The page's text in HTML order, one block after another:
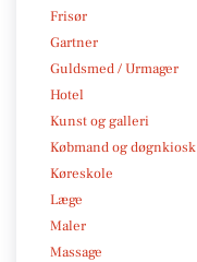
Frisør
Gartner
Guldsmed / Urmager
Hotel
Kunst og galleri
Købmand og døgnkiosk
Køreskole
Læge
Maler
Massage